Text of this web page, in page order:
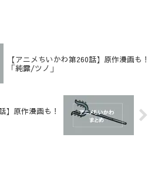
【アニメちいかわ第260話】原作漫画も！
「純露/ツノ」
】原作漫画も！